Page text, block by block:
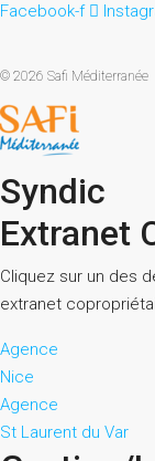
Facebook-f
© 2026 Safi Méditerranée
Syndic
Extranet
Cliquez sur un des
extranet
Agence
Nice
Agence
St Laurent du Var